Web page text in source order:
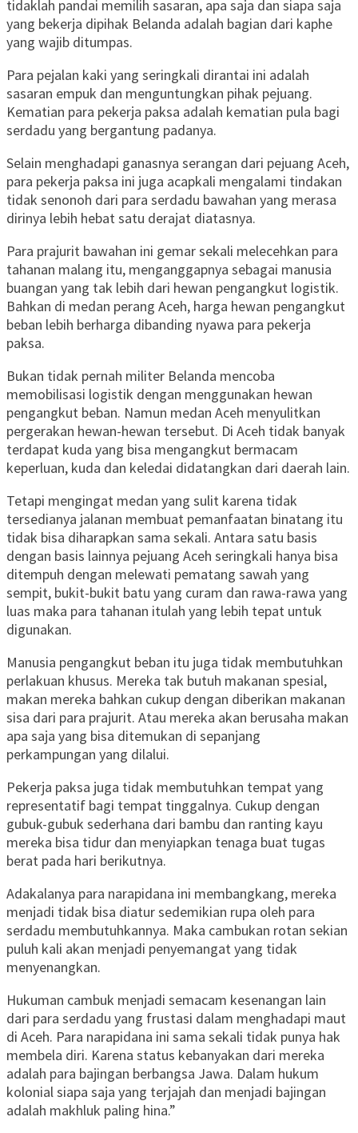
tidaklah pandai memilih sasaran, apa saja dan siapa saja
yang bekerja dipihak Belanda adalah bagian dari kaphe
yang wajib ditumpas.
Para pejalan kaki yang seringkali dirantai ini adalah
sasaran empuk dan menguntungkan pihak pejuang.
Kematian para pekerja paksa adalah kematian pula bagi
serdadu yang bergantung padanya.
Selain menghadapi ganasnya serangan dari pejuang Aceh,
para pekerja paksa ini juga acapkali mengalami tindakan
tidak senonoh dari para serdadu bawahan yang merasa
dirinya lebih hebat satu derajat diatasnya.
Para prajurit bawahan ini gemar sekali melecehkan para
tahanan malang itu, menganggapnya sebagai manusia
buangan yang tak lebih dari hewan pengangkut logistik.
Bahkan di medan perang Aceh, harga hewan pengangkut
beban lebih berharga dibanding nyawa para pekerja
paksa.
Bukan tidak pernah militer Belanda mencoba
memobilisasi logistik dengan menggunakan hewan
pengangkut beban. Namun medan Aceh menyulitkan
pergerakan hewan-hewan tersebut. Di Aceh tidak banyak
terdapat kuda yang bisa mengangkut bermacam
keperluan, kuda dan keledai didatangkan dari daerah lain.
Tetapi mengingat medan yang sulit karena tidak
tersedianya jalanan membuat pemanfaatan binatang itu
tidak bisa diharapkan sama sekali. Antara satu basis
dengan basis lainnya pejuang Aceh seringkali hanya bisa
ditempuh dengan melewati pematang sawah yang
sempit, bukit-bukit batu yang curam dan rawa-rawa yang
luas maka para tahanan itulah yang lebih tepat untuk
digunakan.
Manusia pengangkut beban itu juga tidak membutuhkan
perlakuan khusus. Mereka tak butuh makanan spesial,
makan mereka bahkan cukup dengan diberikan makanan
sisa dari para prajurit. Atau mereka akan berusaha makan
apa saja yang bisa ditemukan di sepanjang
perkampungan yang dilalui.
Pekerja paksa juga tidak membutuhkan tempat yang
representatif bagi tempat tinggalnya. Cukup dengan
gubuk-gubuk sederhana dari bambu dan ranting kayu
mereka bisa tidur dan menyiapkan tenaga buat tugas
berat pada hari berikutnya.
Adakalanya para narapidana ini membangkang, mereka
menjadi tidak bisa diatur sedemikian rupa oleh para
serdadu membutuhkannya. Maka cambukan rotan sekian
puluh kali akan menjadi penyemangat yang tidak
menyenangkan.
Hukuman cambuk menjadi semacam kesenangan lain
dari para serdadu yang frustasi dalam menghadapi maut
di Aceh. Para narapidana ini sama sekali tidak punya hak
membela diri. Karena status kebanyakan dari mereka
adalah para bajingan berbangsa Jawa. Dalam hukum
kolonial siapa saja yang terjajah dan menjadi bajingan
adalah makhluk paling hina.”